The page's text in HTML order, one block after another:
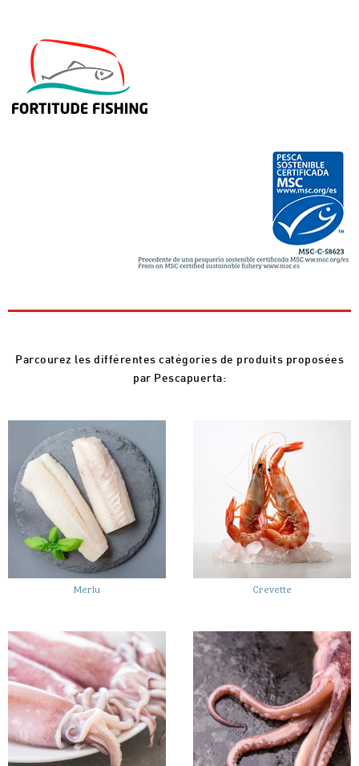
Parcourez les différentes catégories de produits proposées
par Pescapuerta:
Merlu Crevette